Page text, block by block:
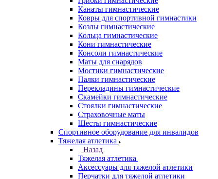
Канаты гимнастические
Ковры для спортивной гимнастики
Козлы гимнастические
Кольца гимнастические
Кони гимнастические
Консоли гимнастические
Маты для снарядов
Мостики гимнастические
Палки гимнастические
Перекладины гимнастические
Скамейки гимнастические
Стоялки гимнастические
Страховочные маты
Шесты гимнастические
Спортивное оборудование для инвалидов
Тяжелая атлетика
Назад
Тяжелая атлетика
Аксессуары для тяжелой атлетики
Перчатки для тяжелой атлетики